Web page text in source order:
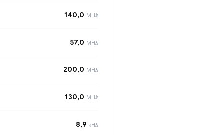
140,0 MH/s
57,0 MH/s
200,0 MH/s
130,0 MH/s
8,9 kH/s